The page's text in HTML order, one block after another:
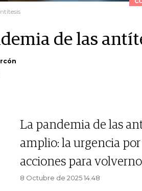
de las
La pandemia de las
amplio: la urgencia
acciones para
8 Octubre de 2025 14.48